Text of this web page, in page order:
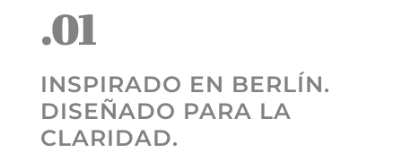
.01
INSPIRADO EN BERLÍN.
DISEÑADO PARA LA
CLARIDAD.